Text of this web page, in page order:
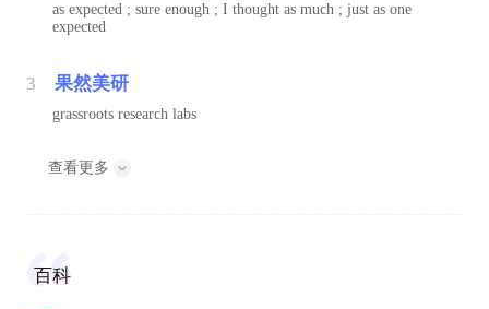
as expected ; sure enough ; I thought as much ; just as one
expected
3 果然美研
grassroots research labs
查看更多
百科